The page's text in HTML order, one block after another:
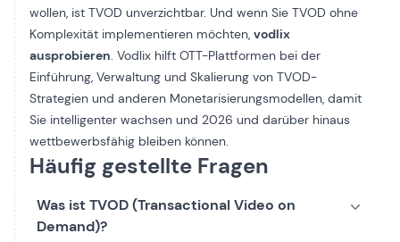
wollen, ist TVOD unverzichtbar. Und wenn Sie TVOD ohne
Komplexität implementieren möchten, vodlix
ausprobieren. Vodlix hilft OTT-Plattformen bei der
Einführung, Verwaltung und Skalierung von TVOD-
Strategien und anderen Monetarisierungsmodellen, damit
Sie intelligenter wachsen und 2026 und darüber hinaus
wettbewerbsfähig bleiben können.
Häufig gestellte Fragen
Was ist TVOD (Transactional Video on
Demand)?